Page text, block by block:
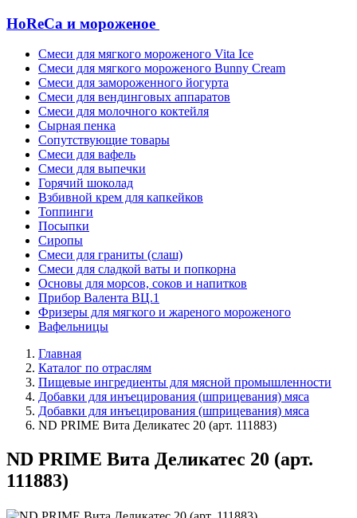
HoReCa и мороженое
Смеси для мягкого мороженого Vita Ice
Смеси для мягкого мороженого Bunny Cream
Смеси для замороженного йогурта
Смеси для вендинговых аппаратов
Смеси для молочного коктейля
Сырная пенка
Сопутствующие товары
Смеси для вафель
Смеси для выпечки
Горячий шоколад
Взбивной крем для капкейков
Топпинги
Посыпки
Сиропы
Смеси для граниты (слаш)
Смеси для сладкой ваты и попкорна
Основы для морсов, соков и напитков
Прибор Валента ВЦ.1
Фризеры для мягкого и жареного мороженого
Вафельницы
Главная
Каталог по отраслям
Пищевые ингредиенты для мясной промышленности
Добавки для инъецирования (шприцевания) мяса
Добавки для инъецирования (шприцевания) мяса
ND PRIME Вита Деликатес 20 (арт. 111883)
ND PRIME Вита Деликатес 20 (арт.
111883)